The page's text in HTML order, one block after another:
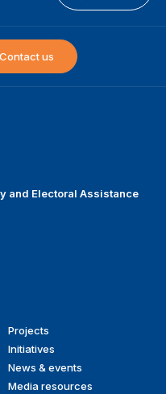
Contact us
and Electoral Assistance
Projects
Initiatives
News & events
Media resources